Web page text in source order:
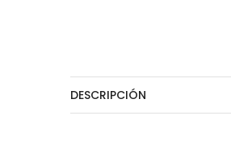
DESCRIPCIÓN